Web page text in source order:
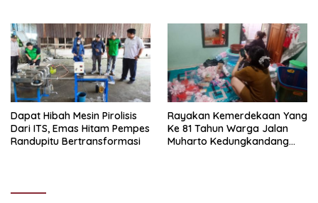
Penipuan Dari Jaringan
Pemasok PT. DAB
Sidoarjo dan HP (25) warga
Tulungagung.
Dapat Hibah Mesin Pirolisis
Dari ITS, Emas Hitam Pempes
Randupitu Bertransformasi
Rayakan Kemerdekaan Yang
Ke 81 Tahun Warga Jalan
Muharto Kedungkandang